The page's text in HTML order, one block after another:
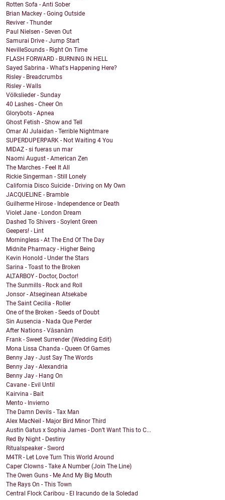
Rotten Sofa - Anti Sober
Brian Mackey - Going Outside
Reviver - Thunder
Paul Nielsen - Seven Out
Samurai Drive - Jump Start
NevilleSounds - Right On Time
FLASH FORWARD - BURNING IN HELL
Sayed Sabrina - What's Happening Here?
Risley - Breadcrumbs
Risley - Walls
Völkslieder - Sunday
40 Lashes - Cheer On
Glorybots - Apnea
Ghost Fetish - Show and Tell
Omar Al Julaidan - Terrible Nightmare
SUPERDUPERPARK - Not Waiting 4 You
MIDAZ - si fueras un mar
Naomi August - American Zen
The Marches - Feel It All
Rickie Singerman - Still Lonely
California Disco Suicide - Driving on My Own
JACQUELINE - Bramble
Guilherme Hirose - Independence or Death
Violet Jane - London Dream
Dashed To Shivers - Soylent Green
Geepers! - Lint
Morningless - At The End Of The Day
Midnite Pharmacy - Higher Being
Kevin Honold - Under the Stars
Sarina - Toast to the Broken
ALTARBOY - Doctor, Doctor!
The Sunmills - Rock and Roll
Jonsor - Atseginean Atsekabe
The Saint Cecilia - Roller
One of the Broken - Seeds of Doubt
Sin Ausencia - Nada Que Perder
After Nations - Vāsanām
Frank - Sweet Surrender (Wedding Edit)
Mona Lissa Chanda - Queen Of Games
Benny Jay - Just Say The Words
Benny Jay - Alexandria
Benny Jay - Hang On
Cavane - Evil Until
Kairvina - Bait
Mento - Invierno
The Damn Devils - Tax Man
Alex MacNeil - Major Bird Minor Third
Austin Gatus x Sophia James - Don’t Want This to C...
Red By Night - Destiny
Ritualspeaker - Sword
M4TR - Let Love Turn This World Around
Caper Clowns - Take A Number (Join The Line)
The Owen Guns - Me And My Big Mouth
The Rays On - This Town
Central Flock Caribou - El Iracundo de la Soledad